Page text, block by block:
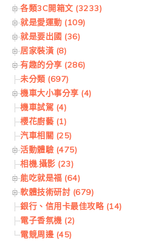
各類3C開箱文 (3233)
就是愛運動 (109)
就是要出國 (36)
居家裝潢 (8)
有趣的分享 (286)
未分類 (697)
機車大小事分享 (4)
機車試駕 (4)
櫻花廚藝 (1)
汽車相關 (25)
活動體驗 (475)
相機.攝影 (23)
能吃就是福 (64)
軟體技術研討 (679)
銀行、信用卡最佳攻略 (14)
電子香氛機 (2)
電競周邊 (45)